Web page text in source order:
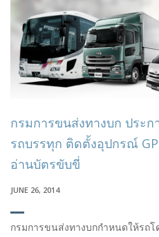
กรมการขนส่งทางบก ประ
รถบรรทุก ติดตั้งอุปกรณ์
อ่านบัตรขับขี่
JUNE 26, 2014
กรมการขนส่งทางบกกำหนดให้รถ